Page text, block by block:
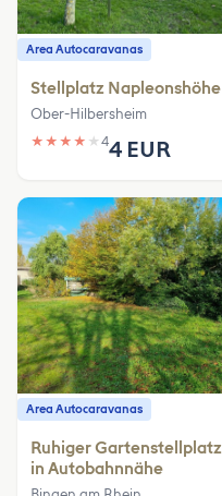
Area Autocaravanas
Stellplatz Napleonshöhe
Ober-Hilbersheim
★ ★ ★ ★ ★ 44 EUR
Area Autocaravanas
Ruhiger Gartenstellplatz
in Autobahnnähe